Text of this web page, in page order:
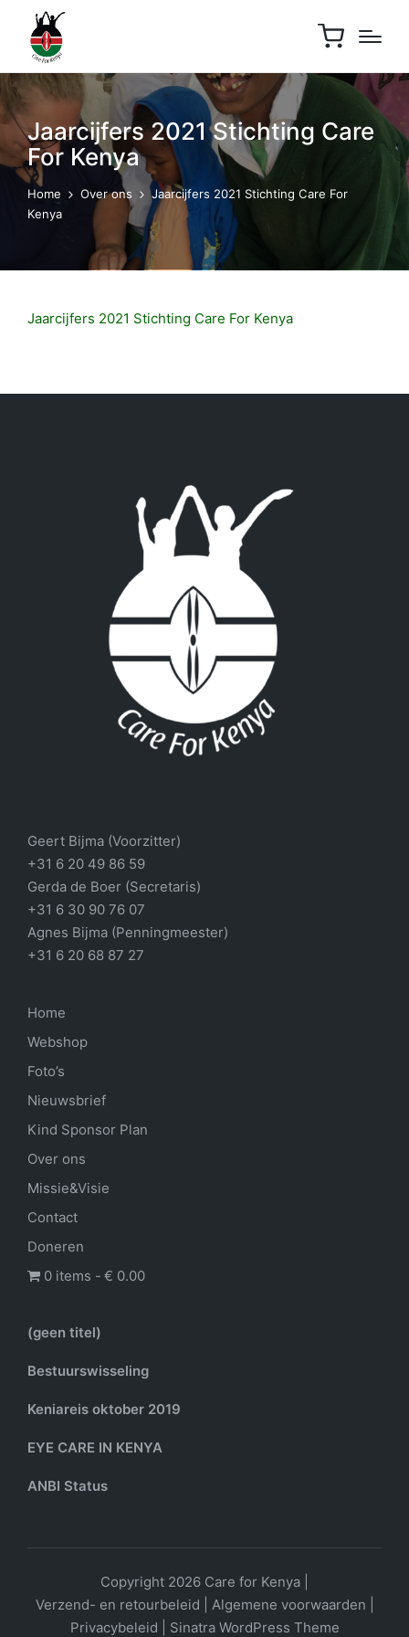
Jaarcijfers 2021 Stichting Care
For Kenya
Home Over ons
Jaarcijfers 2021 Stichting Care For
Kenya
Jaarcijfers 2021 Stichting Care For Kenya
Geert Bijma (Voorzitter)
+31 6 20 49 86 59
Gerda de Boer (Secretaris)
+31 6 30 90 76 07
Agnes Bijma (Penningmeester)
+31 6 20 68 87 27
Home
Webshop
Foto’s
Nieuwsbrief
Kind Sponsor Plan
Over ons
Missie&Visie
Contact
Doneren
0 items
€ 0.00
(geen titel)
Bestuurswisseling
Keniareis oktober 2019
EYE CARE IN KENYA
ANBI Status
Copyright 2026 Care for Kenya |
Verzend- en retourbeleid
Algemene voorwaarden
Privacybeleid
Sinatra WordPress Theme